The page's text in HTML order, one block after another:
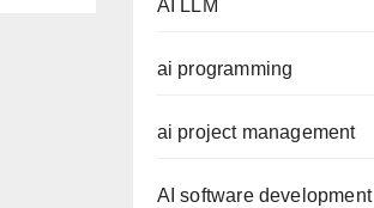
AI LLM
ai programming
ai project management
AI software development